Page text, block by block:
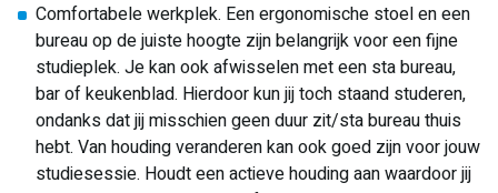
Comfortabele werkplek. Een ergonomische stoel en een
bureau op de juiste hoogte zijn belangrijk voor een fijne
studieplek. Je kan ook afwisselen met een sta bureau,
bar of keukenblad. Hierdoor kun jij toch staand studeren,
ondanks dat jij misschien geen duur zit/sta bureau thuis
hebt. Van houding veranderen kan ook goed zijn voor jouw
studiesessie. Houdt een actieve houding aan waardoor jij